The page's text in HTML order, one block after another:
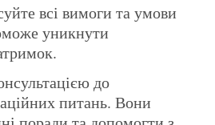
уникнути
питань. Вони